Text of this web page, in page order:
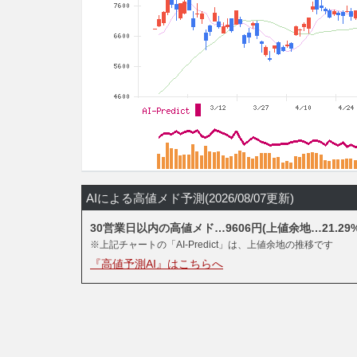
AIによる高値メド予測(2026/08/07更新)
30営業日以内の高値メド…9606円(上値余地
※上記チャートの「AI-Predict」は、上値余地の推移です
『高値予測AI』はこちらへ